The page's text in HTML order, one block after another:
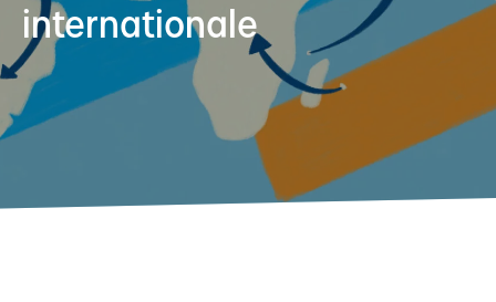
internationale